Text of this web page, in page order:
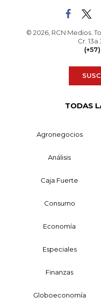
© 2026, RCN Medios.
Cr.
TODAS
Agronegocios
Análisis
Caja Fuerte
Consumo
Economía
Especiales
Finanzas
Globoeconomía